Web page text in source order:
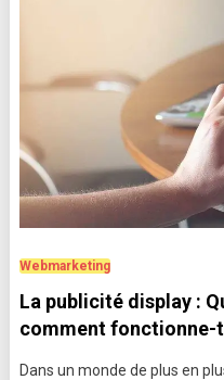
Webmarketing
La publicité display :
comment fonctionne-
Dans un monde de plus en